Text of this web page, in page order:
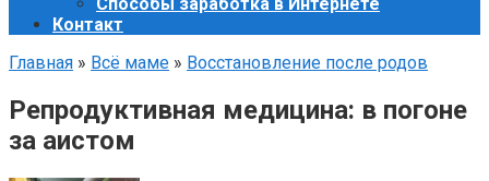
Контакт
Главная » Всё маме » Восстановление после родов
Репродуктивная медицина: в погоне
за аистом